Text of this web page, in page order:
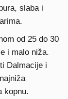
slaba i
od 25 do 30
i malo niža.
Dalmacije i
kopnu.